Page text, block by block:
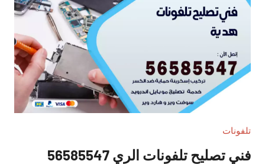
بالكويت
تلفونات
فني تصليح تلفونات الري 56585547